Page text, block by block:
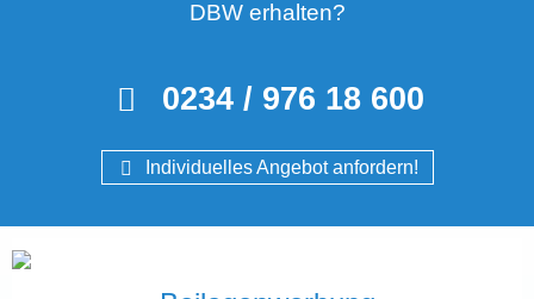
DBW erhalten?
0234 / 976 18 600
Individuelles Angebot anfordern!